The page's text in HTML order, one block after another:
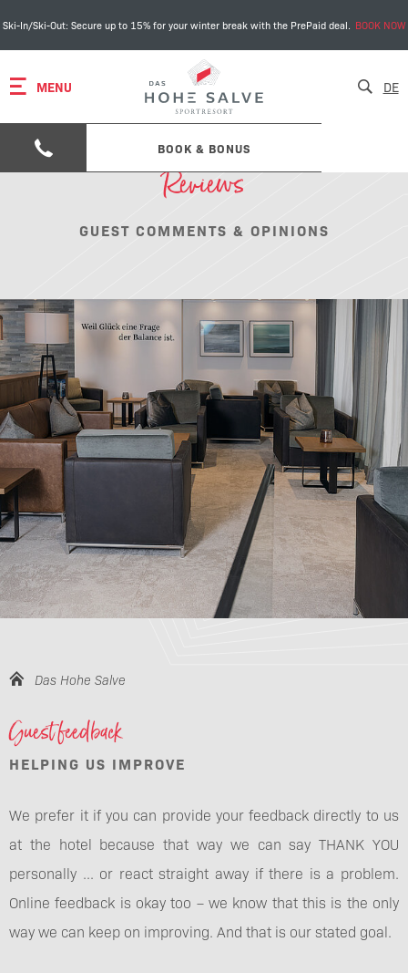
Ski-In/Ski-Out: Secure up to 15% for your winter break with the PrePaid deal. BOOK NOW
MENU
BOOK & BONUS
DE
Reviews
GUEST COMMENTS & OPINIONS
Das Hohe Salve
Guest feedback
HELPING US IMPROVE
We prefer it if you can provide your feedback directly to us
at the hotel because that way we can say THANK YOU
personally ... or react straight away if there is a problem.
Online feedback is okay too – we know that this is the only
way we can keep on improving. And that is our stated goal.